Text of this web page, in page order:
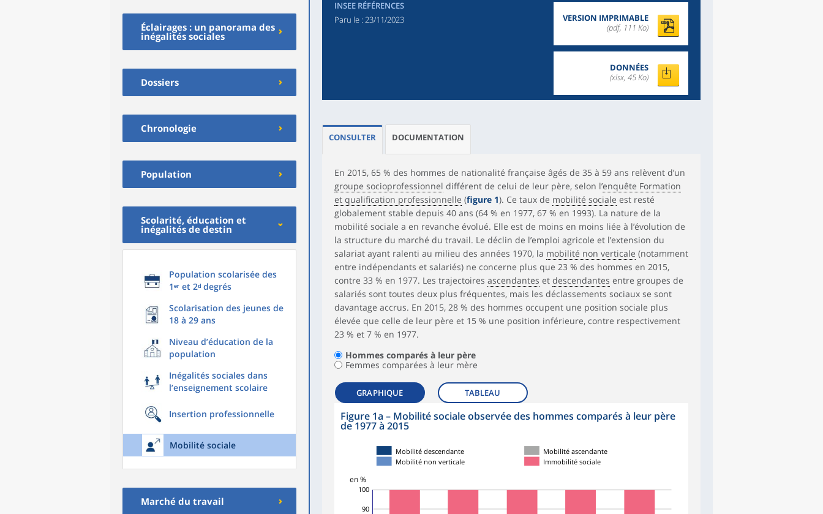
Éclairages : un panorama des
inégalités sociales
Dossiers
Chronologie
Population
Scolarité, éducation et
inégalités de destin
Population scolarisée des
1ᵉʳ et 2ᵈ degrés
Scolarisation des jeunes de
18 à 29 ans
Niveau d’éducation de la
population
Inégalités sociales dans
l’enseignement scolaire
Insertion professionnelle
Mobilité sociale
Marché du travail
INSEE RÉFÉRENCES
Paru le : 23/11/2023
VERSION IMPRIMABLE
(pdf, 111 Ko)
DONNÉES
(xlsx, 45 Ko)
CONSULTER DOCUMENTATION
En 2015, 65 % des hommes de nationalité française âgés de 35 à 59 ans relèvent d’un
groupe socioprofessionnel différent de celui de leur père, selon l’enquête Formation
et qualification professionnelle (figure 1). Ce taux de mobilité sociale est resté
globalement stable depuis 40 ans (64 % en 1977, 67 % en 1993). La nature de la
mobilité sociale a en revanche évolué. Elle est de moins en moins liée à l’évolution de
la structure du marché du travail. Le déclin de l’emploi agricole et l’extension du
salariat ayant ralenti au milieu des années 1970, la mobilité non verticale (notamment
entre indépendants et salariés) ne concerne plus que 23 % des hommes en 2015,
contre 33 % en 1977. Les trajectoires ascendantes et descendantes entre groupes de
salariés sont toutes deux plus fréquentes, mais les déclassements sociaux se sont
davantage accrus. En 2015, 28 % des hommes occupent une position sociale plus
élevée que celle de leur père et 15 % une position inférieure, contre respectivement
23 % et 7 % en 1977.
Hommes comparés à leur père
Femmes comparées à leur mère
GRAPHIQUE TABLEAU
Figure 1a – Mobilité sociale observée des hommes comparés à leur père
de 1977 à 2015
90
100
en %
Mobilité descendante
Mobilité ascendante
Mobilité non verticale
Immobilité sociale